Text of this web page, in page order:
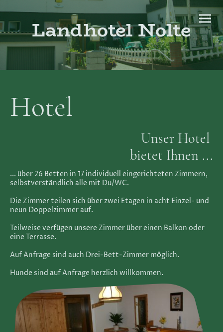
Landhotel Nolte
Hotel
Unser Hotel
bietet Ihnen ...
... über 26 Betten in 17 individuell eingerichteten Zimmern,
selbstverständlich alle mit Du/WC.
Die Zimmer teilen sich über zwei Etagen in acht Einzel- und
neun Doppelzimmer auf.
Teilweise verfügen unsere Zimmer über einen Balkon oder
eine Terrasse.
Auf Anfrage sind auch Drei-Bett-Zimmer möglich.
Hunde sind auf Anfrage herzlich willkommen.